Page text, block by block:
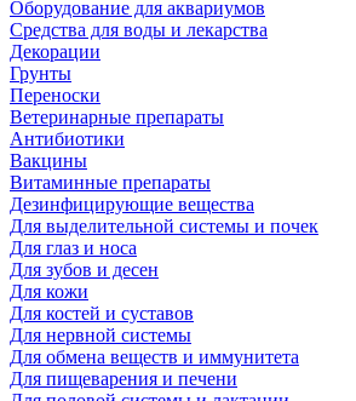
Оборудование для аквариумов
Средства для воды и лекарства
Декорации
Грунты
Переноски
Ветеринарные препараты
Антибиотики
Вакцины
Витаминные препараты
Дезинфицирующие вещества
Для выделительной системы и почек
Для глаз и носа
Для зубов и десен
Для кожи
Для костей и суставов
Для нервной системы
Для обмена веществ и иммунитета
Для пищеварения и печени